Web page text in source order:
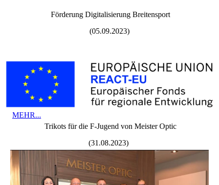
Förderung Digitalisierung Breitensport
(05.09.2023)
MEHR...
Trikots für die F-Jugend von Meister Optic
(31.08.2023)